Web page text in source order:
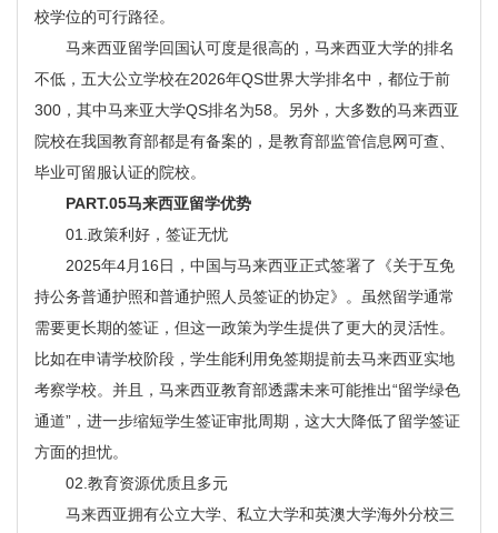
校学位的可行路径。
马来西亚留学回国认可度是很高的，马来西亚大学的排名
不低，五大公立学校在2026年QS世界大学排名中，都位于前
300，其中马来亚大学QS排名为58。另外，大多数的马来西亚
院校在我国教育部都是有备案的，是教育部监管信息网可查、
毕业可留服认证的院校。
PART.05马来西亚留学优势
01.政策利好，签证无忧
2025年4月16日，中国与马来西亚正式签署了《关于互免
持公务普通护照和普通护照人员签证的协定》。虽然留学通常
需要更长期的签证，但这一政策为学生提供了更大的灵活性。
比如在申请学校阶段，学生能利用免签期提前去马来西亚实地
考察学校。并且，马来西亚教育部透露未来可能推出“留学绿色
通道”，进一步缩短学生签证审批周期，这大大降低了留学签证
方面的担忧。
02.教育资源优质且多元
马来西亚拥有公立大学、私立大学和英澳大学海外分校三